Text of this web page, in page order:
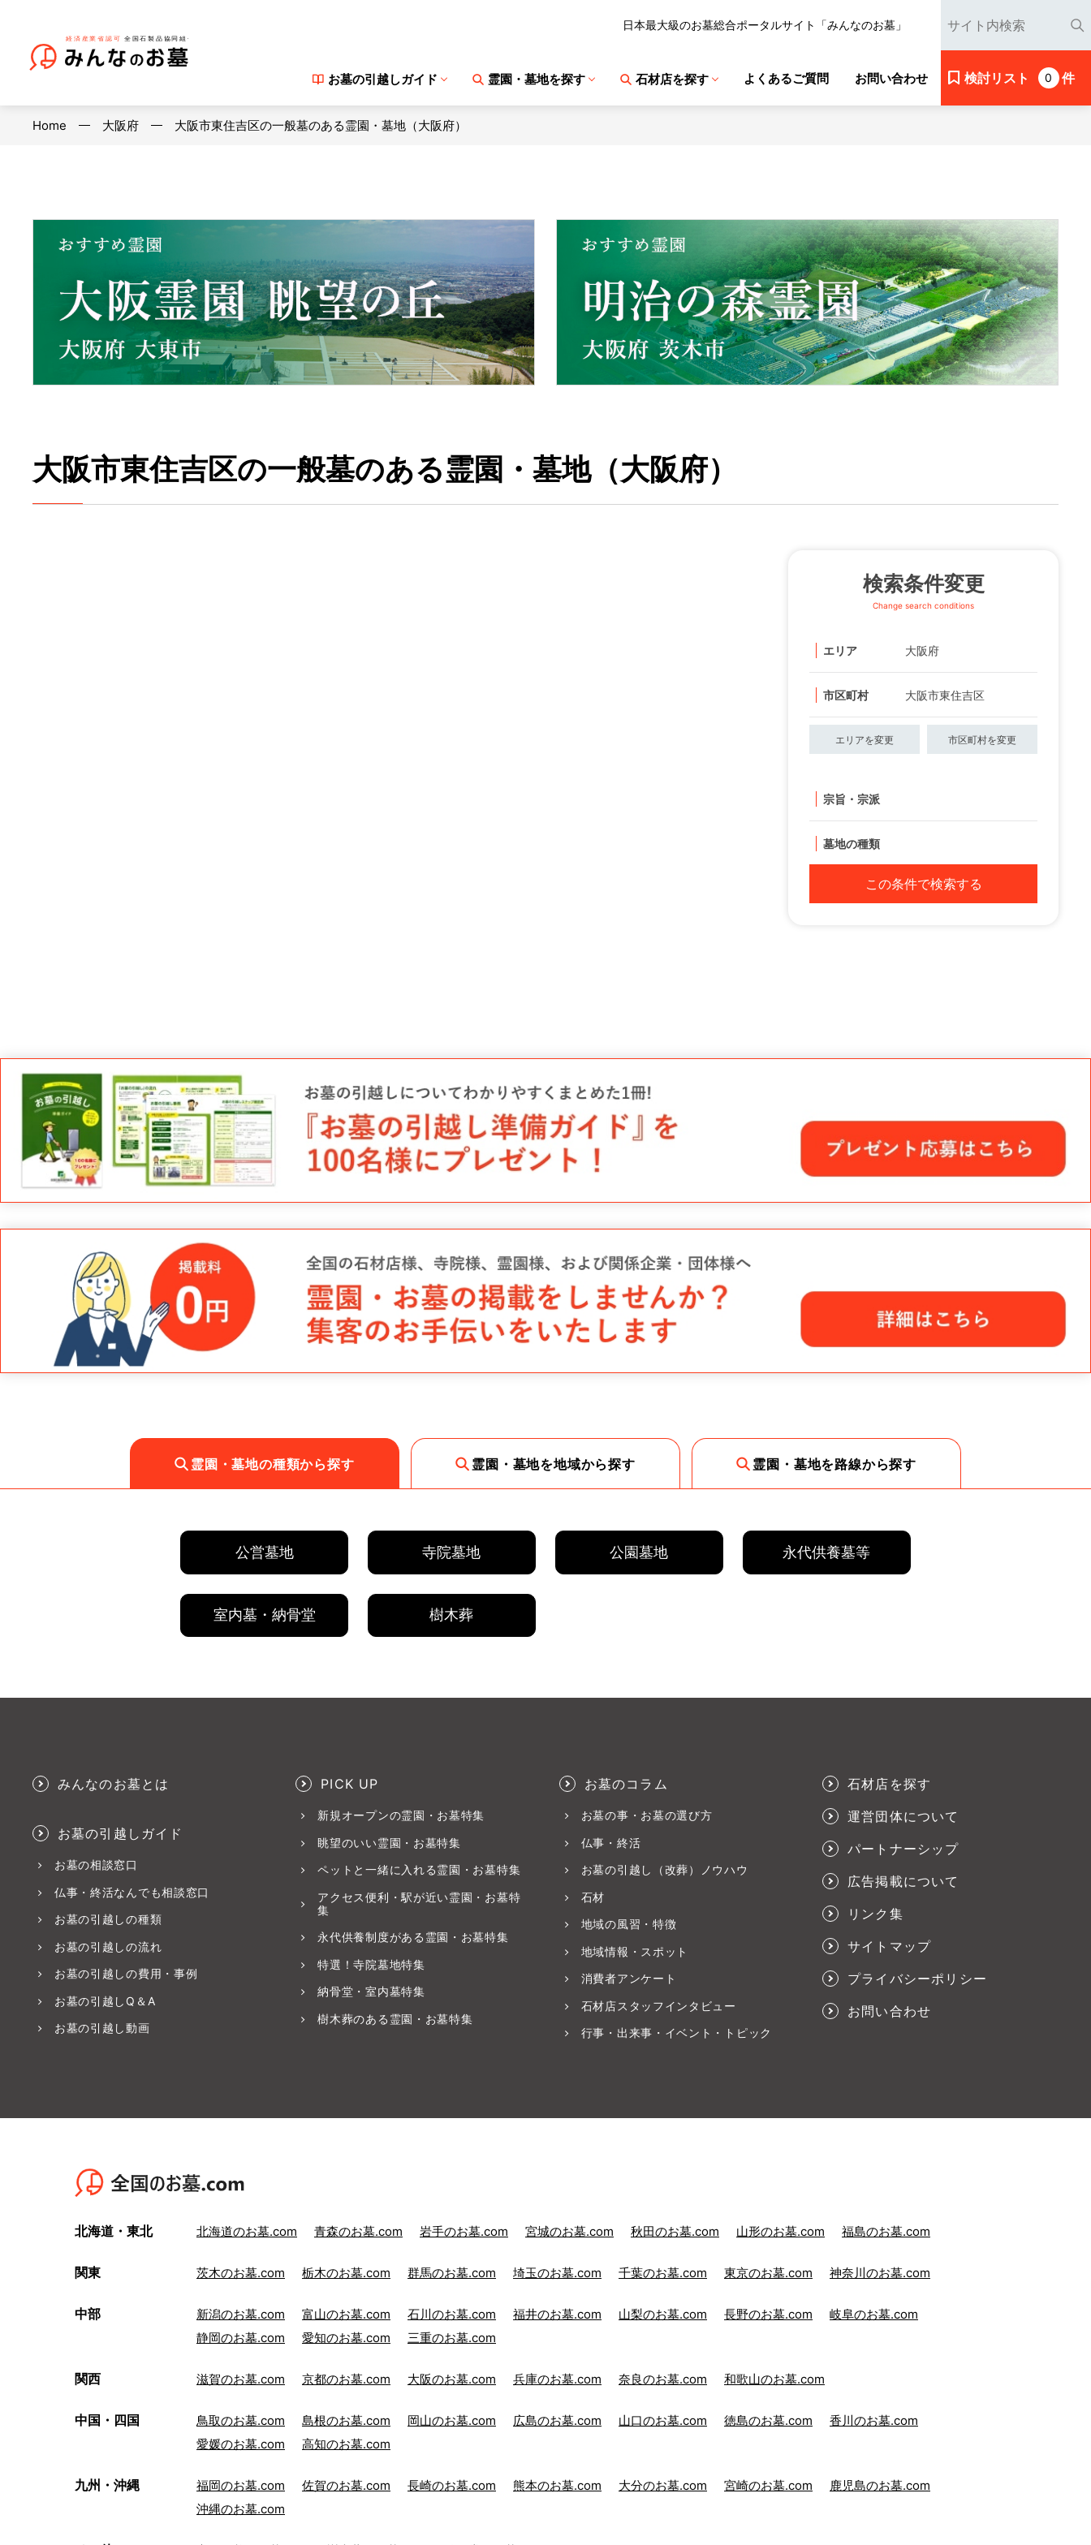
日本最大級のお墓総合ポータルサイト「みんなのお墓」
お墓の引越しガイド 霊園・墓地を探す 石材店を探す よくあるご質問 お問い合わせ 検討リスト 0 件
Home 大阪府 大阪市東住吉区の一般墓のある霊園・墓地（大阪府）
大阪市東住吉区の一般墓のある霊園・墓地（大阪府）
検索条件変更
Change search conditions
エリア 大阪府
市区町村 大阪市東住吉区
エリアを変更 市区町村を変更
宗旨・宗派
墓地の種類
この条件で検索する
霊園・墓地の種類から探す 霊園・墓地を地域から探す 霊園・墓地を路線から探す
公営墓地 寺院墓地 公園墓地 永代供養墓等
室内墓・納骨堂 樹木葬
みんなのお墓とは
お墓の引越しガイド
お墓の相談窓口
仏事・終活なんでも相談窓口
お墓の引越しの種類
お墓の引越しの流れ
お墓の引越しの費用・事例
お墓の引越しQ＆A
お墓の引越し動画
PICK UP
新規オープンの霊園・お墓特集
眺望のいい霊園・お墓特集
ペットと一緒に入れる霊園・お墓特集
アクセス便利・駅が近い霊園・お墓特
集
永代供養制度がある霊園・お墓特集
特選！寺院墓地特集
納骨堂・室内墓特集
樹木葬のある霊園・お墓特集
お墓のコラム
お墓の事・お墓の選び方
仏事・終活
お墓の引越し（改葬）ノウハウ
石材
地域の風習・特徴
地域情報・スポット
消費者アンケート
石材店スタッフインタビュー
行事・出来事・イベント・トピック
石材店を探す
運営団体について
パートナーシップ
広告掲載について
リンク集
サイトマップ
プライバシーポリシー
お問い合わせ
北海道・東北 北海道のお墓.com 青森のお墓.com 岩手のお墓.com 宮城のお墓.com 秋田のお墓.com 山形のお墓.com 福島のお墓.com
関東 茨木のお墓.com 栃木のお墓.com 群馬のお墓.com 埼玉のお墓.com 千葉のお墓.com 東京のお墓.com 神奈川のお墓.com
中部 新潟のお墓.com 富山のお墓.com 石川のお墓.com 福井のお墓.com 山梨のお墓.com 長野のお墓.com
岐阜のお墓.com
静岡のお墓.com
愛知のお墓.com 三重のお墓.com
関西 滋賀のお墓.com 京都のお墓.com 大阪のお墓.com 兵庫のお墓.com 奈良のお墓.com 和歌山のお墓.com
中国・四国 鳥取のお墓.com 島根のお墓.com 岡山のお墓.com 広島のお墓.com 山口のお墓.com 徳島のお墓.com
香川のお墓.com
愛媛のお墓.com
高知のお墓.com
九州・沖縄 福岡のお墓.com 佐賀のお墓.com 長崎のお墓.com 熊本のお墓.com 大分のお墓.com 宮崎のお墓.com
鹿児島のお墓.com
沖縄のお墓.com